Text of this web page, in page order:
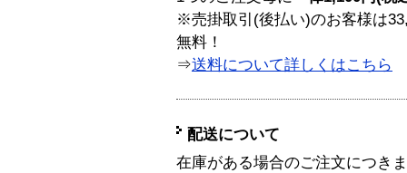
※売掛取引(後払い)のお客様は
無料！
⇒送料について詳しくはこちら
配送について
在庫がある場合のご注文につき